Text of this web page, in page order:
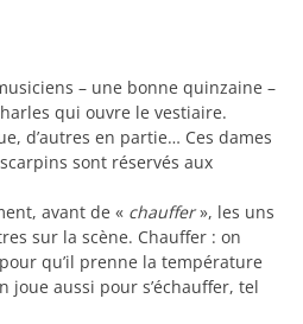
– une bonne quinzaine –
qui ouvre le vestiaire.
d’autres en partie… Ces dames
sont réservés aux
avant de « chauffer», les uns
sur la scène. Chauffer : on
qu’il prenne la température
joue aussi pour s’échauffer, tel